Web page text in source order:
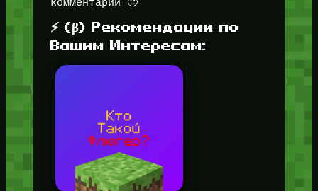
комментарии 🙂
⚡ (β) Рекомендации по
Вашим Интересам: